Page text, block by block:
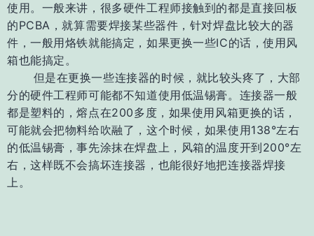
使用。一般来讲，很多硬件工程师接触到的都是直接回板
的PCBA，就算需要焊接某些器件，针对焊盘比较大的器
件，一般用烙铁就能搞定，如果更换一些IC的话，使用风
箱也能搞定。
但是在更换一些连接器的时候，就比较头疼了，大部
分的硬件工程师可能都不知道使用低温锡膏。连接器一般
都是塑料的，熔点在200多度，如果使用风箱更换的话，
可能就会把物料给吹融了，这个时候，如果使用138°左右
的低温锡膏，事先涂抹在焊盘上，风箱的温度开到200°左
右，这样既不会搞坏连接器，也能很好地把连接器焊接
上。